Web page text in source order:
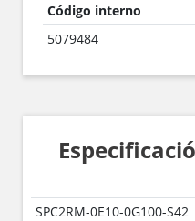
Código interno
5079484
SPC2RM-0E10-0G100-S42